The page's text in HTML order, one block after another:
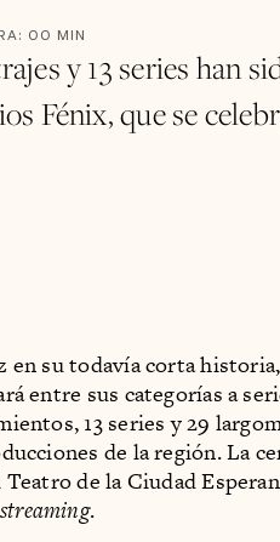
00 MIN
y 13 series han
Fénix, que se
en su todavía corta
entre sus categorías a
13 series y 29
de la región. La
de la Ciudad
streaming.